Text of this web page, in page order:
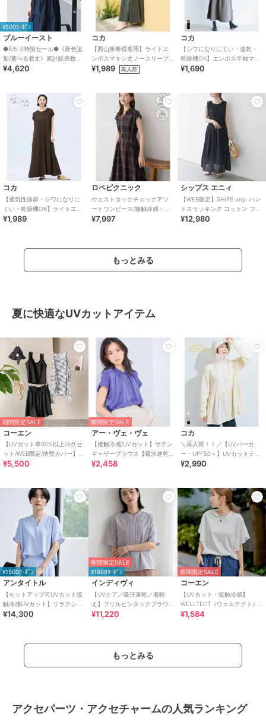
¥500ｸｰﾎﾟﾝ
ブルーイースト
●8/5-6特別セール●《新色追
加/選べる着丈》累計販売数
70000枚突破！アソート柄ワ
¥4,620
コカ
【西山茉希様着用】ライトエ
ンボスマキシ丈ノースリーブ
ワンピース 全4色 / シワになり
¥1,989 再入荷
コカ
【シワになりにくい・速乾・
乾燥機OK】エンボス半袖マキ
シワンピース 全4色
¥1,690
コカ
【通気性抜群・シワになりに
くい・乾燥機OK】ライトエン
ボスマキシロールアップワン
¥1,989
ロペピクニック
ウエストタックチェックアソ
ートワンピース/接触冷感・防
シワ・リンクコーデ
¥7,997
シップス エニィ
【WEB限定】SHIPS any: ハン
ドスモッキング コットン フレ
ア ノースリーブ ワンピース
¥12,980
もっとみる
夏に快適なUVカットアイテム
期間限定SALE
コーエン
【UVカット率90%以上/4点セ
ット/WEB限定/体型カバー】シ
ュシュ付きアソートスイムウ
¥5,500
期間限定SALE
アー・ヴェ・ヴェ
【接触冷感/UVカット】サテン
ギャザーブラウス【吸水速乾/
イージーケア】
¥2,458
コカ
＼再入荷！！／【UVパーカ
ー・UPF50＋】UVカットティ
アードパーカー 全4色
¥2,990
¥1500ｸｰﾎﾟﾝ
アンタイトル
【セットアップ可UVカット接
触冷感UVカット】リラクシー
キーVネックブラウス
¥14,300
期間限定SALE
¥1888ｸｰﾎﾟﾝ
インディヴィ
【UVケア／吸汗速乾／着映
え】フリルピンタックブラウ
ス
¥11,220
期間限定SALE
コーエン
【UVカット・接触冷感】
WELLTECT（ウェルテクト）
USAコットン フレアスリーブ
¥1,584
もっとみる
アクセパーツ・アクセチャームの人気ランキング